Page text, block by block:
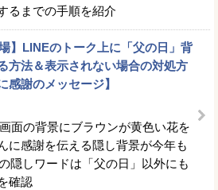
るまでの手順を紹介
場】LINEのトーク上に「父の日」背
方法＆表示されない場合の対処方
感謝のメッセージ】
面の背景にブラウンが黄色い花を
に感謝を伝える隠し背景が今年も
隠しワードは「父の日」以外にも
確認